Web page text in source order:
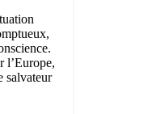
l’Europe,
salvateur